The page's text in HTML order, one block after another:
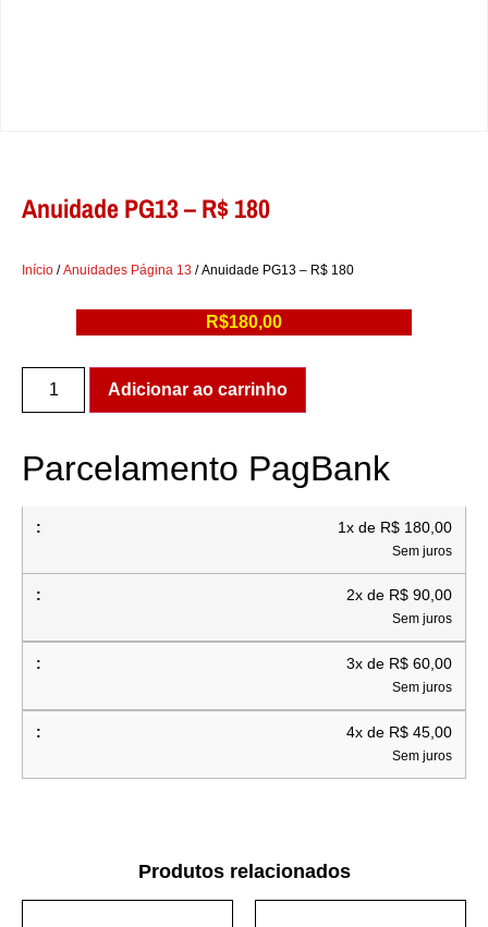
Anuidade PG13 – R$ 180
Início /Anuidades Página 13 / Anuidade PG13 – R$ 180
R$180,00
Adicionar ao carrinho
Parcelamento PagBank
1x de R$ 180,00
Sem juros
2x de R$ 90,00
Sem juros
3x de R$ 60,00
Sem juros
4x de R$ 45,00
Sem juros
Produtos relacionados